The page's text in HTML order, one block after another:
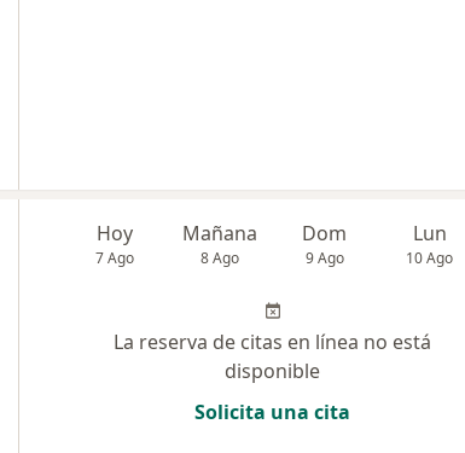
Hoy
7 Ago
Mañana
8 Ago
Dom
9 Ago
Lun
10 Ago
La reserva de citas en línea no está
disponible
Solicita una cita